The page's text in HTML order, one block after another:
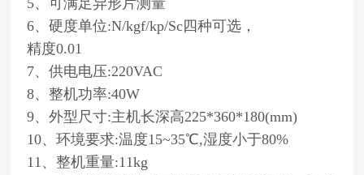
6、硬度单位:N/kgf/kp/Sc四种可选，
精度0.01
7、供电电压:220VAC
8、整机功率:40W
9、外型尺寸:主机长深高225*360*180(mm)
10、环境要求:温度15~35℃,湿度小于80%
11、整机重量:11kg